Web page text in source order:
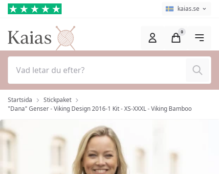
Hoppa till huvudinnehåll (Tryck på Enter) Språkväljare
Aktuellt språk
kaias.se
Sök
0
Startsida
Stickpaket
"Dana" Genser - Viking Design 2016-1 Kit - XS-XXXL - Viking Bamboo